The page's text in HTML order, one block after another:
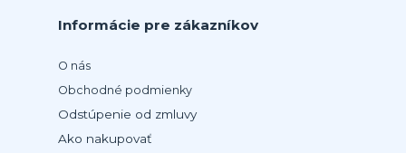
Informácie pre zákazníkov
O nás
Obchodné podmienky
Odstúpenie od zmluvy
Ako nakupovať